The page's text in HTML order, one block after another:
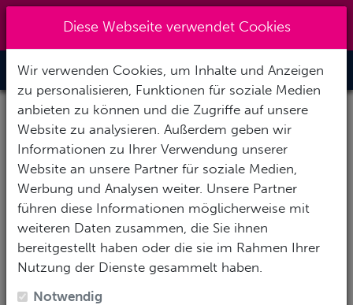
info@abenteuertauchen.de
Toggle
Diese Webseite verwendet Cookies
Wir verwenden Cookies, um Inhalte und Anzeigen
zu personalisieren, Funktionen für soziale Medien
anbieten zu können und die Zugriffe auf unsere
Website zu analysieren. Außerdem geben wir
Informationen zu Ihrer Verwendung unserer
Website an unsere Partner für soziale Medien,
Werbung und Analysen weiter. Unsere Partner
führen diese Informationen möglicherweise mit
weiteren Daten zusammen, die Sie ihnen
bereitgestellt haben oder die sie im Rahmen Ihrer
Nutzung der Dienste gesammelt haben.
Notwendig